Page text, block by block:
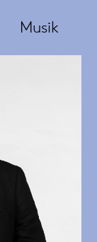
Musik